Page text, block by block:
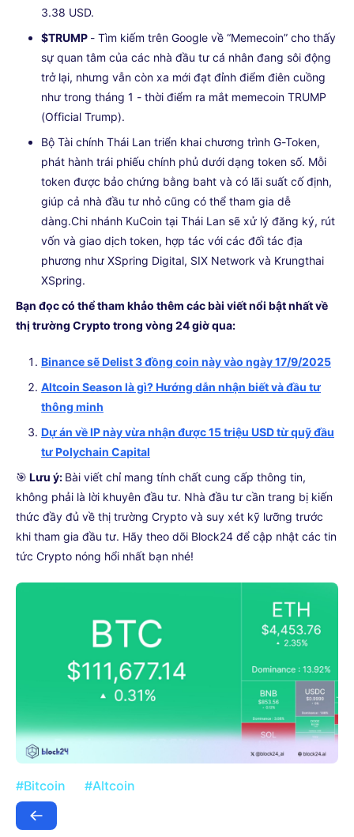
3.38 USD.
$TRUMP - Tìm kiếm trên Google về “Memecoin” cho thấy
sự quan tâm của các nhà đầu tư cá nhân đang sôi động
trở lại, nhưng vẫn còn xa mới đạt đỉnh điểm điên cuồng
như trong tháng 1 - thời điểm ra mắt memecoin TRUMP
(Official Trump).
Bộ Tài chính Thái Lan triển khai chương trình G-Token,
phát hành trái phiếu chính phủ dưới dạng token số. Mỗi
token được bảo chứng bằng baht và có lãi suất cố định,
giúp cả nhà đầu tư nhỏ cũng có thể tham gia dễ
dàng.Chi nhánh KuCoin tại Thái Lan sẽ xử lý đăng ký, rút
vốn và giao dịch token, hợp tác với các đối tác địa
phương như XSpring Digital, SIX Network và Krungthai
XSpring.
Bạn đọc có thể tham khảo thêm các bài viết nổi bật nhất về
thị trường Crypto trong vòng 24 giờ qua:
Binance sẽ Delist 3 đồng coin này vào ngày 17/9/2025
Altcoin Season là gì? Hướng dẫn nhận biết và đầu tư
thông minh
Dự án về IP này vừa nhận được 15 triệu USD từ quỹ đầu
tư Polychain Capital
🎯 Lưu ý: Bài viết chỉ mang tính chất cung cấp thông tin,
không phải là lời khuyên đầu tư. Nhà đầu tư cần trang bị kiến
thức đầy đủ về thị trường Crypto và suy xét kỹ lưỡng trước
khi tham gia đầu tư. Hãy theo dõi Block24 để cập nhật các tin
tức Crypto nóng hổi nhất bạn nhé!
#Bitcoin #Altcoin